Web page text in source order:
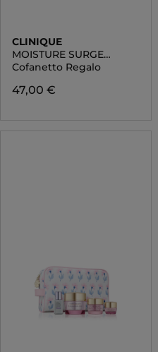
CLINIQUE
MOISTURE SURGE
ROUTINE-SET
Cofanetto Regalo
47,00 €